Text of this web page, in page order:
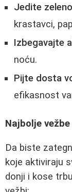
Jedite
krastavci,
Izbegavajte
noću.
Pijte dosta
efikasnost
Najbolje
Da biste
koje aktiviraju
donji i kose